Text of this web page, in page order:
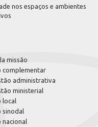
nos espaços e ambientes
missão
complementar
administrativa
ministerial
local
sinodal
nacional